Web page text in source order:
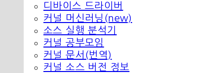
디바이스 드라이버
커널 머신러닝(new)
소스 실행 분석기
커널 공부모임
커널 문서(번역)
커널 소스 버전 정보